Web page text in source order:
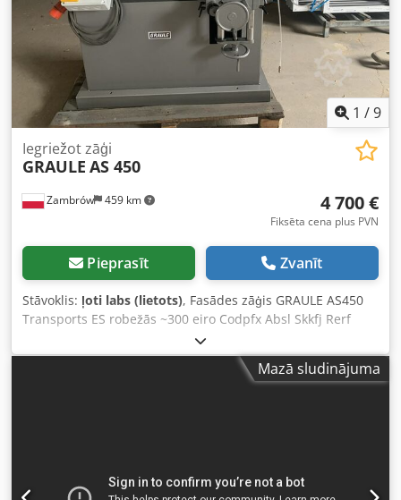
1 /9
Zambrów 459 km
Iegriežot zāģi
GRAULE AS 450
4 700 €
Fiksēta cena plus PVN
Pieprasīt Zvanīt
Stāvoklis: ļoti labs (lietots), Fasādes zāģis GRAULE AS450
Transports ES robežās ~300 eiro Codpfx Absl Skkfj Rerf
Mazā sludinājuma